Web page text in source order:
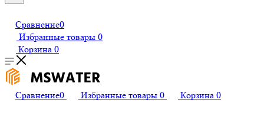
Сравнение0
Избранные товары 0
Корзина 0
Сравнение0 Избранные товары 0 Корзина 0